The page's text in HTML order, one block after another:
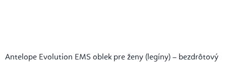
Antelope Evolution EMS oblek pre ženy (legíny) – bezdrôtový